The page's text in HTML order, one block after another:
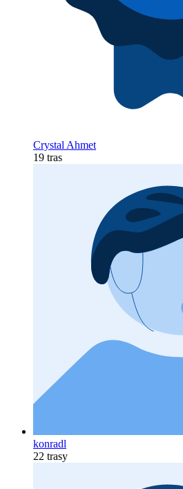
Crystal Ahmet
19 tras
konradl
22 trasy